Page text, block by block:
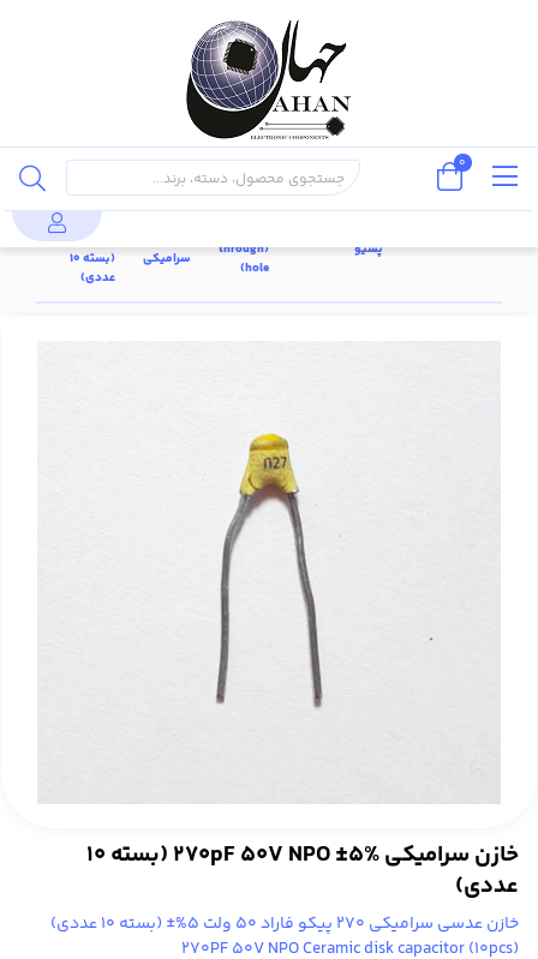
پسیو
خازن پایه
(through
hole)
سرامیکی
خازن سرامیکی
270pF 50V
NPO ±5%
(بسته 10
عددی)
خازن سرامیکی 270pF 50V NPO ±5% (بسته 10
عددی)
خازن عدسی سرامیکی 270 پیکو فاراد 50 ولت 5%± (بسته 10 عددی)
270PF 50V NPO Ceramic disk capacitor (10pcs)
0